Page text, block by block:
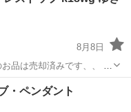
8月8日
ります。 指輪サイズは12~13号になります NOMBRE k18wg 0.1...
・ペンダント